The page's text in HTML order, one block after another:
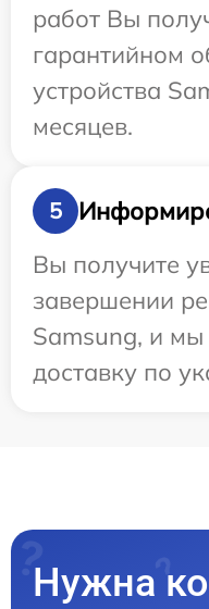
работ Вы
гарантийном
устройства
месяцев.
5
Вы получите
завершении
Samsung, и мы
доставку по
Нужна